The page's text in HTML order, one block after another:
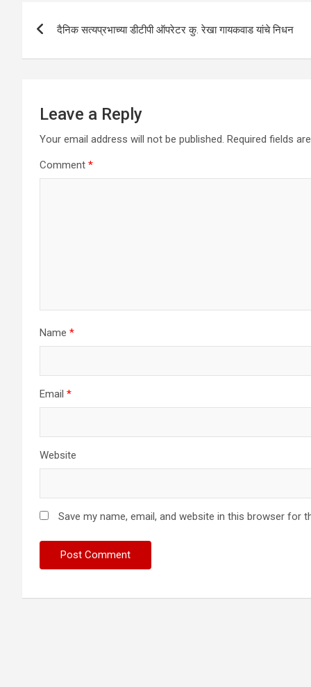
p
o
navigation
दैनिक सत्यप्रभाच्या डीटीपी ऑपरेटर कु. रेखा गायकवाड यांचे निधन
Leave a Reply
Your email address will not be published. Required fields
Comment *
Name *
Email *
Website
Save my name, email, and website in this browser for